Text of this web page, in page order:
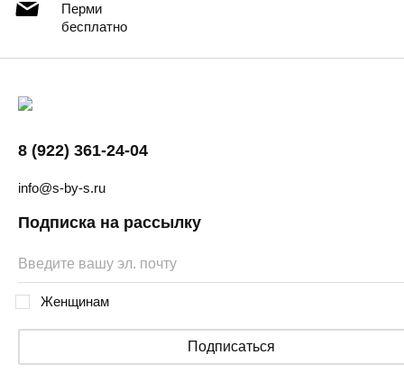
Перми
бесплатно
8 (922) 361-24-04
info@s-by-s.ru
Подписка на рассылку
Женщинам
Подписаться